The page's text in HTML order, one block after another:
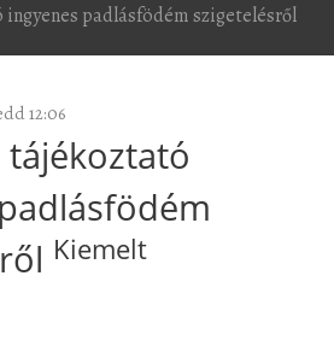
padlásfödém szigetelésről
12:06
tájékoztató
Kiemelt